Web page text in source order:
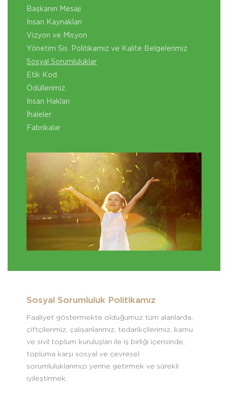
Başkanın Mesajı
İnsan Kaynakları
Vizyon ve Misyon
Yönetim Sis. Politikamız ve Kalite Belgelerimiz
Sosyal Sorumluluklar
Etik Kod
Ödüllerimiz
İnsan Hakları
İhaleler
Fabrikalar
Sosyal Sorumluluk Politikamız
Faaliyet göstermekte olduğumuz tüm alanlarda,
çiftçilerimiz, çalışanlarımız, tedarikçilerimiz, kamu
ve sivil toplum kuruluşları ile iş birliği içerisinde,
topluma karşı sosyal ve çevresel
sorumluluklarımızı yerine getirmek ve sürekli
iyileştirmek.